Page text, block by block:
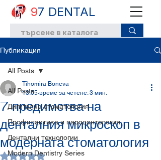
97 DENTAL
Публикация
All Posts
Дигитална стоматология
Профилактика и пародонтология
Дентални технологии
Modern Dentistry Series
All Posts
7 предимства на
денталния микроскоп в
модерната стоматология
Tihomira Boneva
13.05 време за четене: 3 мин.
Оценено с NaN от 5 звезди.